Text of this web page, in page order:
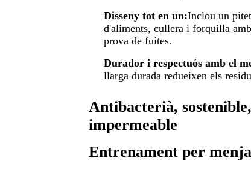
Disseny tot en un:Inclou un
d'aliments, cullera i forquilla
prova de fuites.
Durador i respectuós amb el
llarga durada redueixen els
Antibacterià,
impermeable
Entrenament per